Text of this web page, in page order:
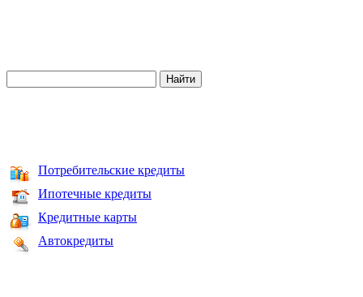
Потребительские кредиты
Ипотечные кредиты
Кредитные карты
Автокредиты